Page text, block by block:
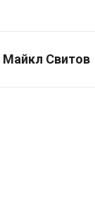
Майкл Свитов